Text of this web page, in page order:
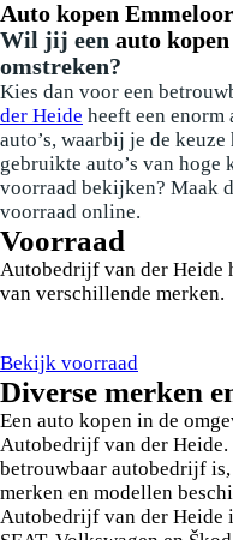
Auto kopen
Wil jij een auto kopen
omstreken?
Kies dan voor een
der Heide heeft een enorm
auto’s, waarbij je de
gebruikte auto’s van
voorraad bekijken? Maak
voorraad online.
Voorraad
Autobedrijf van der Heide
van verschillende merken.
Bekijk voorraad
Diverse merken
Een auto kopen in de
Autobedrijf van der
betrouwbaar autobedrijf
merken en modellen
Autobedrijf van der Heide